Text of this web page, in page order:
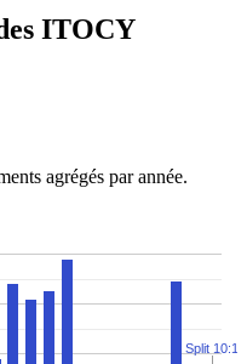
ITOCY
agrégés par année.
Split 10:1